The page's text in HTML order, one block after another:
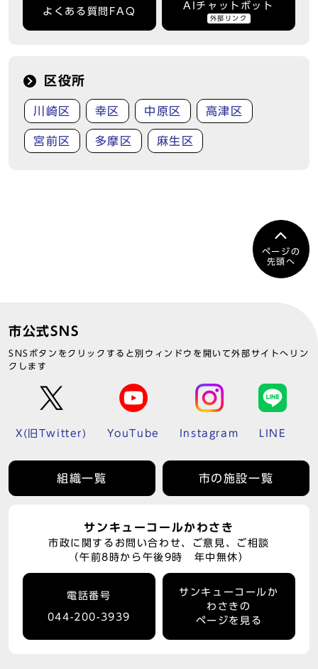
よくある質問FAQ
AIチャットボット
外部リンク
区役所
川崎区 幸区 中原区 高津区
宮前区 多摩区 麻生区
ページの
先頭へ
市公式SNS
SNSボタンをクリックすると別ウィンドウを開いて外部サイトへリン
クします
X(旧Twitter) YouTube Instagram LINE
組織一覧 市の施設一覧
サンキューコールかわさき
市政に関するお問い合わせ、ご意見、ご相談
（午前8時から午後9時 年中無休）
電話番号
044-200-3939
サンキューコールか
わさきの
ページを見る